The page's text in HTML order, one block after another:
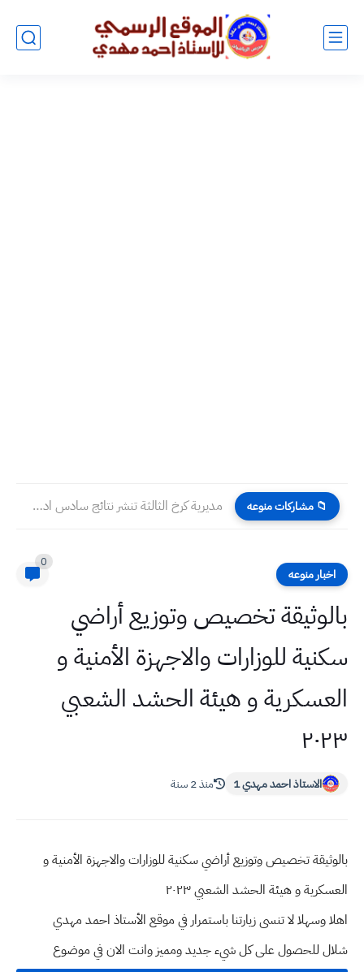
📁 مشاركات منوعه مديرية كرخ الثالثة تنشر نتائج سادس ادبي و سادس علمي...
اخبار منوعه
0
بالوثيقة تخصيص وتوزيع أراضي
سكنية للوزارات والاجهزة الأمنية و
العسكرية و هيئة الحشد الشعبي
٢٠٢٣
الاستاذ احمد مهدي 1 منذ 2 سنة
بالوثيقة تخصيص وتوزيع أراضي سكنية للوزارات والاجهزة الأمنية و
العسكرية و هيئة الحشد الشعبي ٢٠٢٣
اهلا وسهلالا تنسى زيارتنا باستمرار في موقع الأستاذ احمد مهدي
شلال للحصول على كل شيء جديد ومميز وانت الان في موضوع